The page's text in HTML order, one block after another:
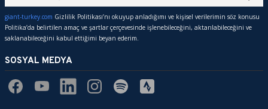
giant-turkey.com Gizlilik Politikası’nı okuyup anladığımı ve kişisel verilerimin söz konusu
Politika’da belirtilen amaç ve şartlar çerçevesinde işlenebileceğini, aktarılabileceğini ve
saklanabileceğini kabul ettiğimi beyan ederim.
SOSYAL MEDYA